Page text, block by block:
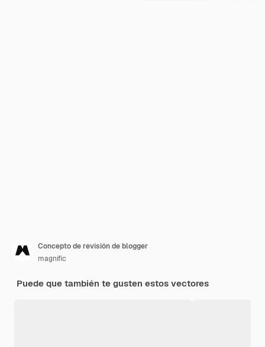
Concepto de revisión de blogger
magnific
Puede que también te gusten estos vectores